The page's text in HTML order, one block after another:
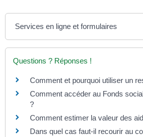
Services en ligne et formulaires
Questions ? Réponses !
Comment et pourquoi utiliser un
Comment accéder au Fonds
?
Comment estimer la valeur des
Dans quel cas faut-il recourir au